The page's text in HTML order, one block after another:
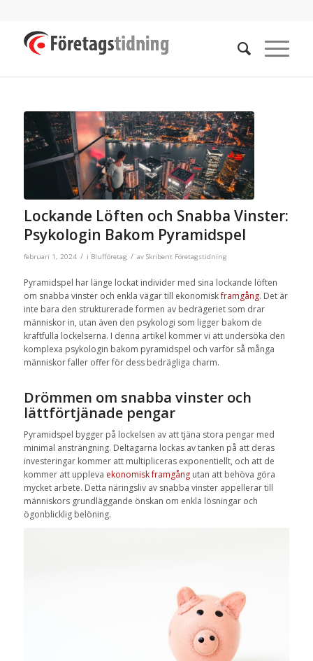
Lockande Löften och Snabba Vinster:
Psykologin Bakom Pyramidspel
februari 1, 2024 / i Blufföretag / av Skribent Företagstidning
Pyramidspel har länge lockat individer med sina lockande löften
om snabba vinster och enkla vägar till ekonomiskframgång. Det är
inte bara den strukturerade formen av bedrägeriet som drar
människor in, utan även den psykologi som ligger bakom de
kraftfulla lockelserna. I denna artikel kommer vi att undersöka den
komplexa psykologin bakom pyramidspel och varför så många
människor faller offer för dess bedrägliga charm.
Drömmen om snabba vinster och
lättförtjänade pengar
Pyramidspel bygger på lockelsen av att tjäna stora pengar med
minimal ansträngning. Deltagarna lockas av tanken på att deras
investeringar kommer att multipliceras exponentiellt, och att de
kommer att uppleva ekonomisk framgångutan att behöva göra
mycket arbete. Detta näringsliv av snabba vinster appellerar till
människors grundläggande önskan om enkla lösningar och
ögonblicklig belöning.